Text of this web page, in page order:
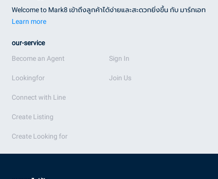
Welcome to Mark8 เข้าถึงลูกค้าได้ง่ายและสะดวกยิ่งขึ้น กับ มาร์กเอท
Learn more
our-service
Become an Agent
Lookingfor
Connect with Line
Create Listing
Create Looking for
Sign In
Join Us